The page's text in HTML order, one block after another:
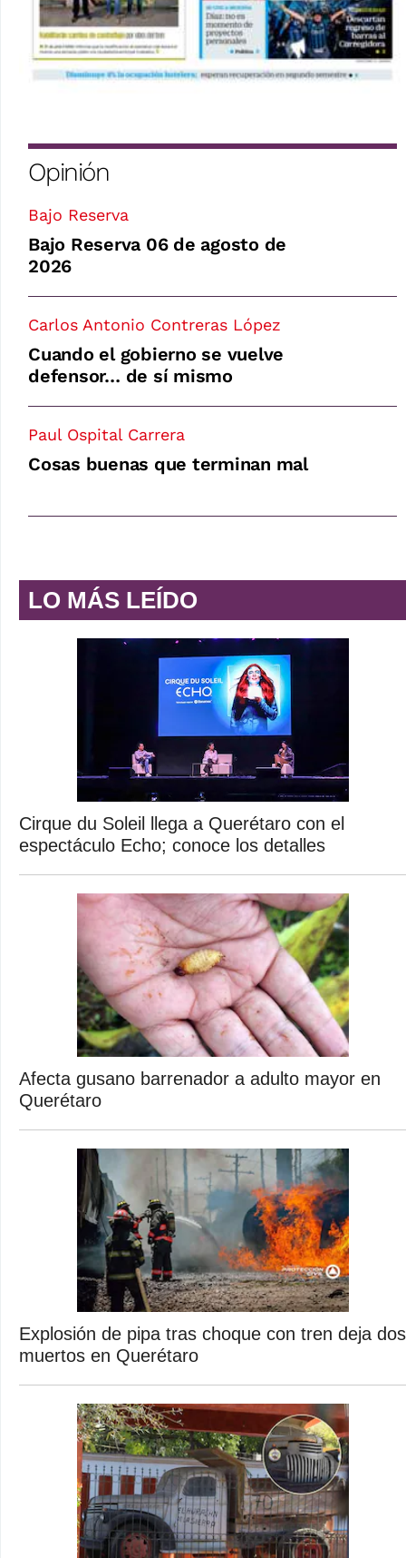
Opinión
Bajo Reserva
Bajo Reserva 06 de agosto de
2026
Carlos Antonio Contreras López
Cuando el gobierno se vuelve
defensor… de sí mismo
Paul Ospital Carrera
Cosas buenas que terminan mal
LO MÁS LEÍDO
Cirque du Soleil llega a Querétaro con el
espectáculo Echo; conoce los detalles
Afecta gusano barrenador a adulto mayor en
Querétaro
Explosión de pipa tras choque con tren deja dos
muertos en Querétaro